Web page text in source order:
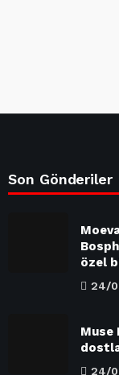
Son Gönderiler
özel
24/
Muse
24/